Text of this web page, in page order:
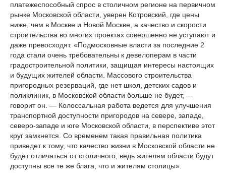
платежеспособный спрос в столичном регионе на первичном
рынке Московской области, уверен Котровский, где цены
ниже, чем в Москве и Новой Москве, а качество и скорости
строительства во многих проектах совершенно не уступают и
даже превосходят. «Подмосковные власти за последние 2
года стали очень требовательны к девелоперам в части
градостроительной политики, защищая интересы настоящих
и будущих жителей области. Массового строительства
пригородных резерваций, где нет школ, детских садов и
поликлиник, в Московской области больше не будет, —
говорит он. — Колоссальная работа ведется для улучшения
транспортной доступности пригородов на севере, западе,
северо-западе и юге Московской области, в перспективе этот
круг замкнется. Со временем такая правильная политика
приведет к тому, что качество жизни в Московской области не
будет отличаться от столичного, ведь жителям области будут
доступны все те же блага, что и жителям столицы».